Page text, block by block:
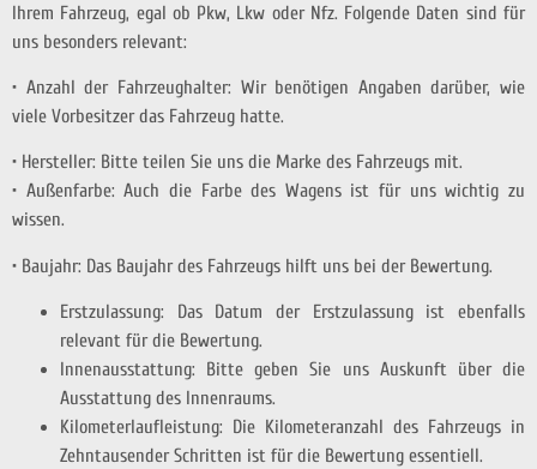
Ihrem Fahrzeug, egal ob Pkw, Lkw oder Nfz. Folgende Daten sind für
uns besonders relevant:
• Anzahl der Fahrzeughalter: Wir benötigen Angaben darüber, wie
viele Vorbesitzer das Fahrzeug hatte.
• Hersteller: Bitte teilen Sie uns die Marke des Fahrzeugs mit.
• Außenfarbe: Auch die Farbe des Wagens ist für uns wichtig zu
wissen.
• Baujahr: Das Baujahr des Fahrzeugs hilft uns bei der Bewertung.
Erstzulassung: Das Datum der Erstzulassung ist ebenfalls
relevant für die Bewertung.
Innenausstattung: Bitte geben Sie uns Auskunft über die
Ausstattung des Innenraums.
Kilometerlaufleistung: Die Kilometeranzahl des Fahrzeugs in
Zehntausender Schritten ist für die Bewertung essentiell.